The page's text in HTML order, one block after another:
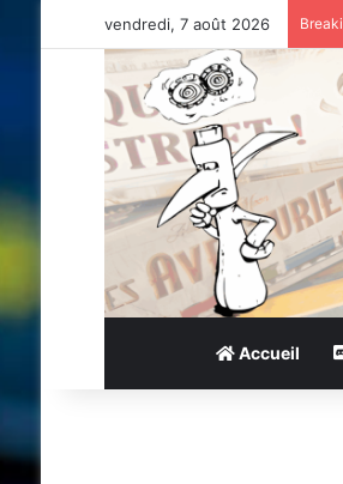
vendredi, 7 août 2026
Accueil